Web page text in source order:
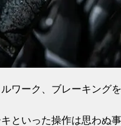
ワーク、ブレーキング
といった操作は思わぬ